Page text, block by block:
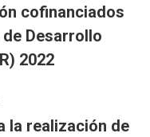
cofinanciados
Desarrollo
2022
la realización de